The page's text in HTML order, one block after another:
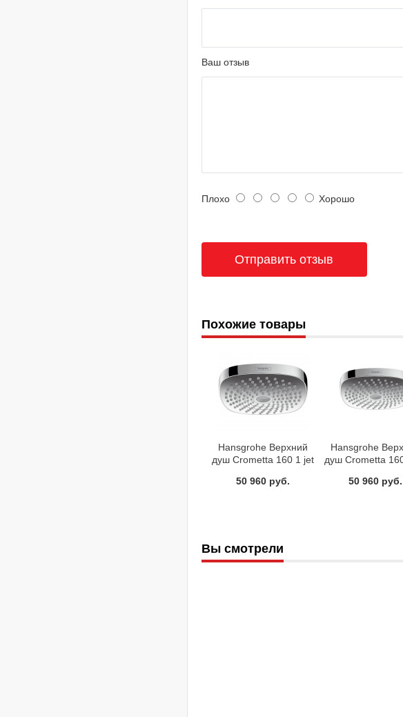
Ваш отзыв
Плохо Хорошо
Похожие товары
Hansgrohe Верхний
душ Crometta 160 1 jet
50 960 руб.
Hansgrohe
душ Crometta
50 960 руб.
Вы смотрели